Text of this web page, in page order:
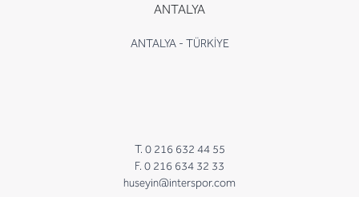
ANTALYA
ANTALYA - TÜRKİYE
T. 0 216 632 44 55
F. 0 216 634 32 33
huseyin@interspor.com